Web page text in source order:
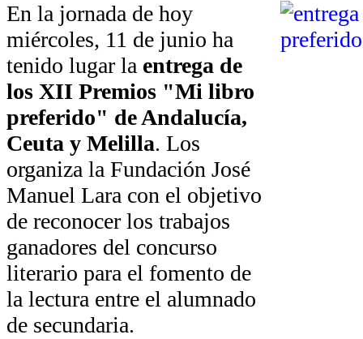
En la jornada de hoy
miércoles, 11 de junio ha
tenido lugar la entrega de
los XII Premios "Mi libro
preferido" de Andalucía,
Ceuta y Melilla. Los
organiza la Fundación José
Manuel Lara con el objetivo
de reconocer los trabajos
ganadores del concurso
literario para el fomento de
la lectura entre el alumnado
de secundaria.